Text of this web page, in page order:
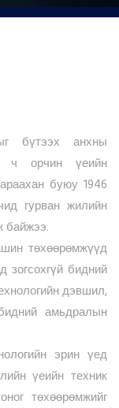
бүтээх анхны
ч орчин үеийн
буюу 1946
гурван жилийн
байжээ.
төхөөрөмжүүд
зогсохгүй бидний
дэвшил,
амьдралын
эрин үед
үеийн техник
төхөөрөмжийг